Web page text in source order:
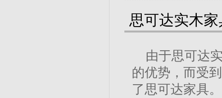
思可达实木
由于思可达
的优势，而受
了思可达家具